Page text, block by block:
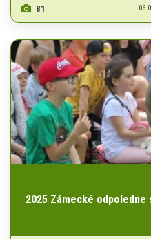
81
2025 Zámecké